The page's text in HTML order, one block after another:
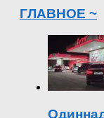
ГЛАВНОЕ ~